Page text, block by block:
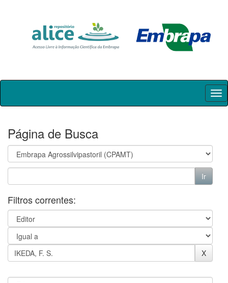
Skip
Página de Busca
Filtros correntes: